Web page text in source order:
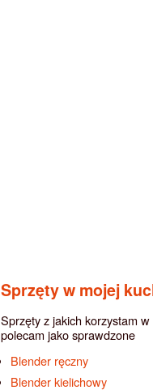
Sprzęty w mojej
Sprzęty z jakich korzystam
polecam jako sprawdzone
Blender ręczny
Blender kielichowy